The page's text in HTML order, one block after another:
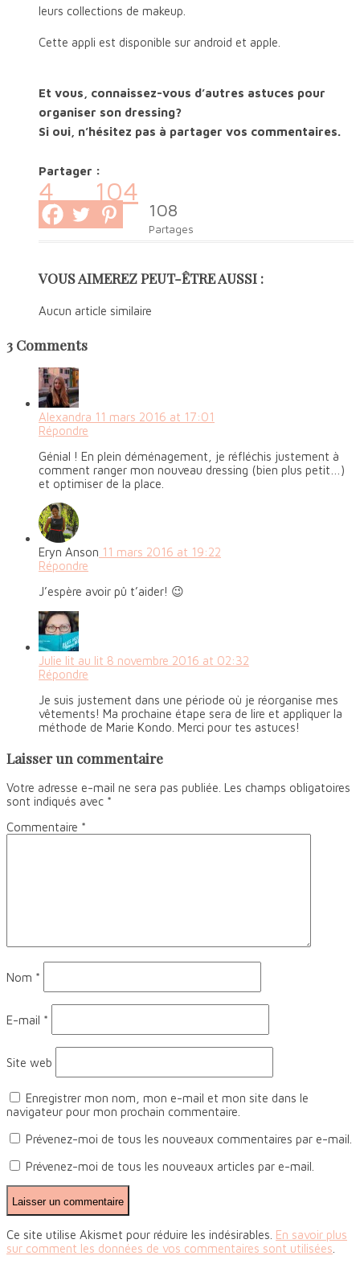
leurs collections de makeup.
Cette appli est disponible sur android et apple.
Et vous, connaissez-vous d’autres astuces pour
organiser son dressing?
Si oui, n’hésitez pas à partager vos commentaires.
Partager :
4 104
108
Partages
VOUS AIMEREZ PEUT-ÊTRE AUSSI :
Aucun article similaire
3 Comments
Alexandra 11 mars 2016 at 17:01
Répondre
Génial ! En plein déménagement, je réfléchis justement à
comment ranger mon nouveau dressing (bien plus petit…)
et optimiser de la place.
Eryn Anson 11 mars 2016 at 19:22
Répondre
J’espère avoir pû t’aider! 😉
Julie lit au lit 8 novembre 2016 at 02:32
Répondre
Je suis justement dans une période où je réorganise mes
vêtements! Ma prochaine étape sera de lire et appliquer la
méthode de Marie Kondo. Merci pour tes astuces!
Laisser un commentaire
Votre adresse e-mail ne sera pas publiée. Les champs obligatoires
sont indiqués avec *
Commentaire *
Nom *
E-mail *
Site web
Enregistrer mon nom, mon e-mail et mon site dans le
navigateur pour mon prochain commentaire.
Prévenez-moi de tous les nouveaux commentaires par e-mail.
Prévenez-moi de tous les nouveaux articles par e-mail.
Ce site utilise Akismet pour réduire les indésirables. En savoir plus
sur comment les données de vos commentaires sont utilisées